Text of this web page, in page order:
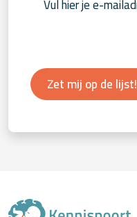
Zet mij op de lijst!